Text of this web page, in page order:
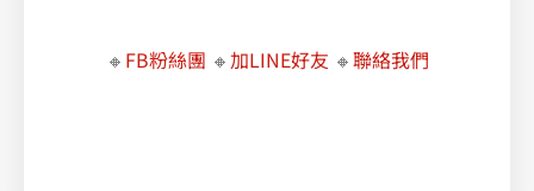
🔸 FB粉絲團 🔸加LINE好友 🔸聯絡我們